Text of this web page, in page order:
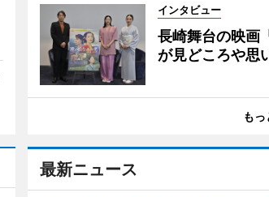
インタビュー
長崎舞台の映画
が見どころや思
もっ
最新ニュース